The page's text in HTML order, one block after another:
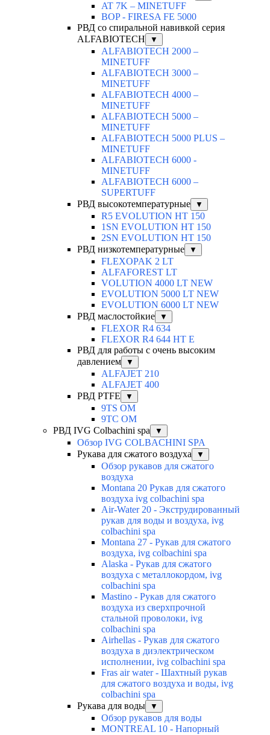
AT 7K – MINETUFF
BOP - FIRESA FE 5000
РВД со спиральной навивкой серия
ALFABIOTECH
▼
ALFABIOTECH 2000 –
MINETUFF
ALFABIOTECH 3000 –
MINETUFF
ALFABIOTECH 4000 –
MINETUFF
ALFABIOTECH 5000 –
MINETUFF
ALFABIOTECH 5000 PLUS –
MINETUFF
ALFABIOTECH 6000 -
MINETUFF
ALFABIOTECH 6000 –
SUPERTUFF
РВД высокотемпературные
▼
R5 EVOLUTION HT 150
1SN EVOLUTION HT 150
2SN EVOLUTION HT 150
РВД низкотемпературные
▼
FLEXOPAK 2 LT
ALFAFOREST LT
VOLUTION 4000 LT NEW
EVOLUTION 5000 LT NEW
EVOLUTION 6000 LT NEW
РВД маслостойкие
▼
FLEXOR R4 634
FLEXOR R4 644 HT E
РВД для работы с очень высоким
давлением
▼
ALFAJET 210
ALFAJET 400
РВД PTFE
▼
9TS OM
9TC OM
РВД IVG Colbachini spa
▼
Обзор IVG COLBACHINI SPA
Рукава для сжатого воздуха
▼
Обзор рукавов для сжатого
воздуха
Montana 20 Рукав для сжатого
воздуха ivg colbachini spa
Air-Water 20 - Экструдированный
рукав для воды и воздуха, ivg
colbachini spa
Montana 27 - Рукав для сжатого
воздуха, ivg colbachini spa
Alaska - Рукав для сжатого
воздуха с металлокордом, ivg
colbachini spa
Mastino - Рукав для сжатого
воздуха из сверхпрочной
стальной проволоки, ivg
colbachini spa
Airhellas - Рукав для сжатого
воздуха в диэлектрическом
исполнении, ivg colbachini spa
Fras air water - Шахтный рукав
для сжатого воздуха и воды, ivg
colbachini spa
Рукава для воды
▼
Обзор рукавов для воды
MONTREAL 10 - Напорный